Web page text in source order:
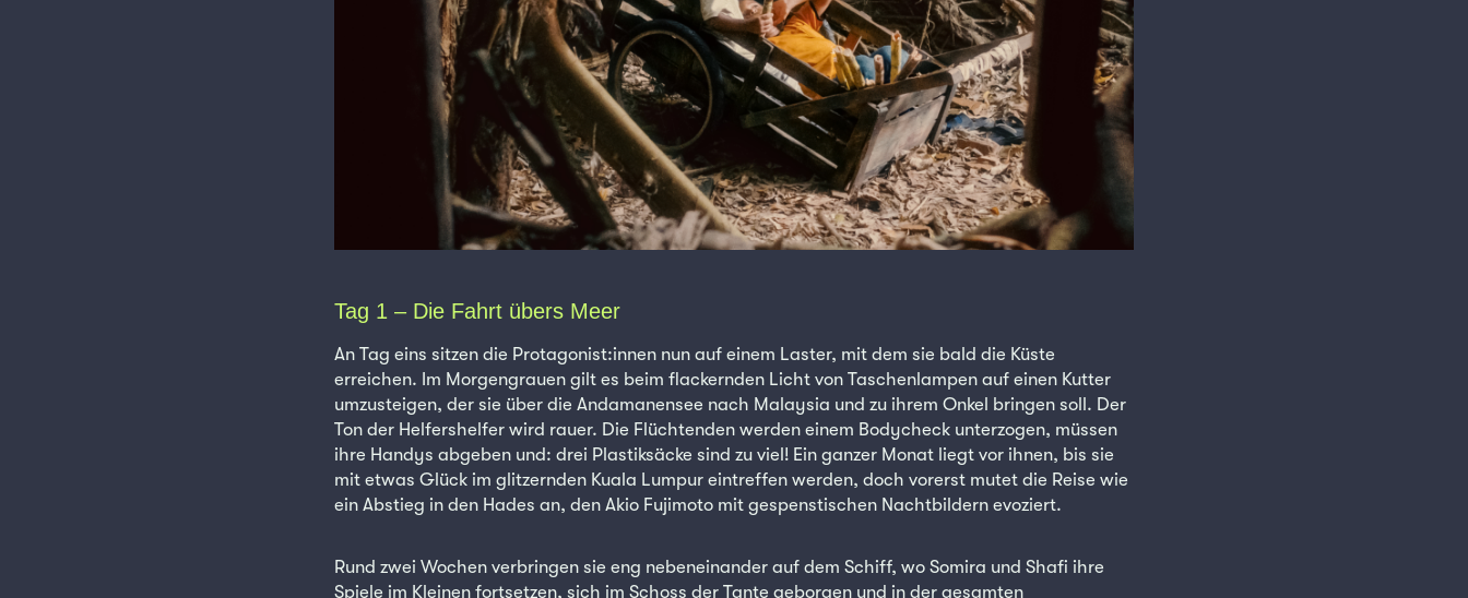
Tag 1 – Die Fahrt übers Meer
An Tag eins sitzen die Protagonist:innen nun auf einem Laster, mit dem sie bald die Küste
erreichen. Im Morgengrauen gilt es beim flackernden Licht von Taschenlampen auf einen Kutter
umzusteigen, der sie über die Andamanensee nach Malaysia und zu ihrem Onkel bringen soll. Der
Ton der Helfershelfer wird rauer. Die Flüchtenden werden einem Bodycheck unterzogen, müssen
ihre Handys abgeben und: drei Plastiksäcke sind zu viel! Ein ganzer Monat liegt vor ihnen, bis sie
mit etwas Glück im glitzernden Kuala Lumpur eintreffen werden, doch vorerst mutet die Reise wie
ein Abstieg in den Hades an, den Akio Fujimoto mit gespenstischen Nachtbildern evoziert.
Rund zwei Wochen verbringen sie eng nebeneinander auf dem Schiff, wo Somira und Shafi ihre
Spiele im Kleinen fortsetzen, sich im Schoss der Tante geborgen und in der gesamten